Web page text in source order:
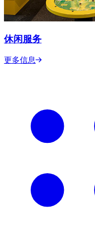
休闲服务
更多信息